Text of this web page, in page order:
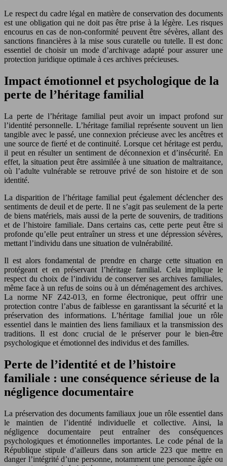
Le respect du cadre légal en matière de conservation des documents
est une obligation qui ne doit pas être prise à la légère. Les risques
encourus en cas de non-conformité peuvent être sévères, allant des
sanctions financières à la mise sous curatelle ou tutelle. Il est donc
essentiel de choisir un mode d’archivage adapté pour assurer une
protection juridique optimale à ces archives précieuses.
Impact émotionnel et psychologique de la
perte de l’héritage familial
La perte de l’héritage familial peut avoir un impact profond sur
l’identité personnelle. L’héritage familial représente souvent un lien
tangible avec le passé, une connexion précieuse avec les ancêtres et
une source de fierté et de continuité. Lorsque cet héritage est perdu,
il peut en résulter un sentiment de déconnexion et d’insécurité. En
effet, la situation peut être assimilée à une situation de maltraitance,
où l’adulte vulnérable se retrouve privé de son histoire et de son
identité.
La disparition de l’héritage familial peut également déclencher des
sentiments de deuil et de perte. Il ne s’agit pas seulement de la perte
de biens matériels, mais aussi de la perte de souvenirs, de traditions
et de l’histoire familiale. Dans certains cas, cette perte peut être si
profonde qu’elle peut entraîner un stress et une dépression sévères,
mettant l’individu dans une situation de vulnérabilité.
Il est alors fondamental de prendre en charge cette situation en
protégeant et en préservant l’héritage familial. Cela implique le
respect du choix de l’individu de conserver ses archives familiales,
même face à un refus de soins ou à un déménagement des archives.
La norme NF Z42-013, en forme électronique, peut offrir une
protection contre l’abus de faiblesse en garantissant la sécurité et la
préservation des informations. L’héritage familial joue un rôle
essentiel dans le maintien des liens familiaux et la transmission des
traditions. Il est donc crucial de le préserver pour le bien-être
psychologique et émotionnel des individus et des familles.
Perte de l’identité et de l’histoire
familiale : une conséquence sérieuse de la
négligence documentaire
La préservation des documents familiaux joue un rôle essentiel dans
le maintien de l’identité individuelle et collective. Ainsi, la
négligence documentaire peut entraîner des conséquences
psychologiques et émotionnelles importantes. Le code pénal de la
République stipule d’ailleurs dans son article 223 que mettre en
danger l’intégrité d’une personne, notamment une personne âgée ou